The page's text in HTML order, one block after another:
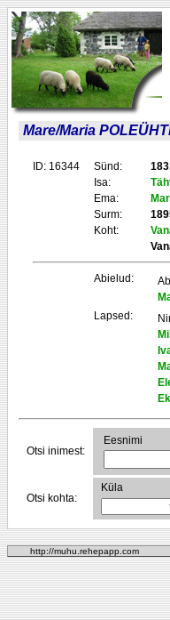
Mare/Maria
ID: 16344 Sünd:
Isa:
Ema:
Surm:
Koht:
Abielud:
Lapsed:
Otsi inimest:
Eesnimi
Otsi kohta:
Küla
http://muhu.rehepapp.com